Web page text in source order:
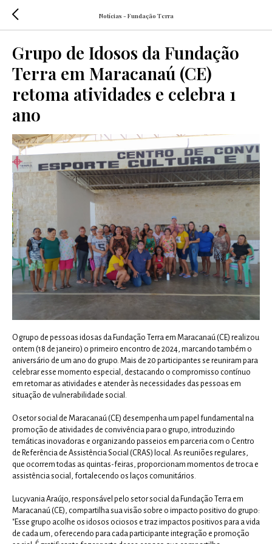
Notícias - Fundação Terra
Grupo de Idosos da Fundação
Terra em Maracanaú (CE)
retoma atividades e celebra 1
ano
O grupo de pessoas idosas da Fundação Terra em Maracanaú (CE) realizou
ontem (18 de janeiro) o primeiro encontro de 2024, marcando também o
aniversário de um ano do grupo. Mais de 20 participantes se reuniram para
celebrar esse momento especial, destacando o compromisso contínuo
em retomar as atividades e atender às necessidades das pessoas em
situação de vulnerabilidade social.
O setor social de Maracanaú (CE) desempenha um papel fundamental na
promoção de atividades de convivência para o grupo, introduzindo
temáticas inovadoras e organizando passeios em parceria com o Centro
de Referência de Assistência Social (CRAS) local. As reuniões regulares,
que ocorrem todas as quintas-feiras, proporcionam momentos de troca e
assistência social, fortalecendo os laços comunitários.
Lucyvania Araújo, responsável pelo setor social da Fundação Terra em
Maracanaú (CE), compartilha sua visão sobre o impacto positivo do grupo:
"Esse grupo acolhe os idosos ociosos e traz impactos positivos para a vida
de cada um, oferecendo para cada participante integração e promoção